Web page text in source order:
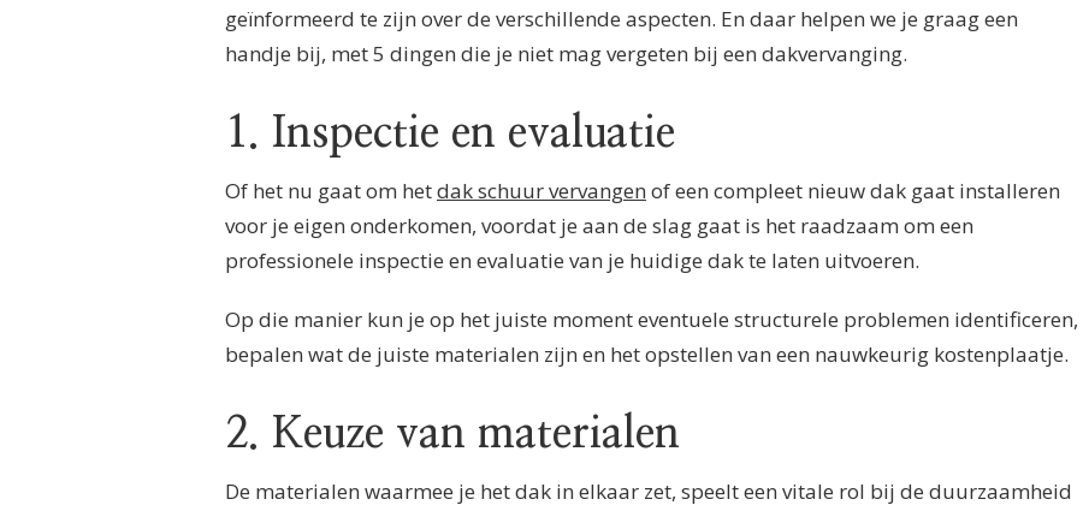
geïnformeerd te zijn over de verschillende aspecten. En daar helpen we je graag een
handje bij, met 5 dingen die je niet mag vergeten bij een dakvervanging.
1. Inspectie en evaluatie
Of het nu gaat om hetdak schuur vervangen of een compleet nieuw dak gaat installeren
voor je eigen onderkomen, voordat je aan de slag gaat is het raadzaam om een
professionele inspectie en evaluatie van je huidige dak te laten uitvoeren.
Op die manier kun je op het juiste moment eventuele structurele problemen identificeren,
bepalen wat de juiste materialen zijn en het opstellen van een nauwkeurig kostenplaatje.
2. Keuze van materialen
De materialen waarmee je het dak in elkaar zet, speelt een vitale rol bij de duurzaamheid